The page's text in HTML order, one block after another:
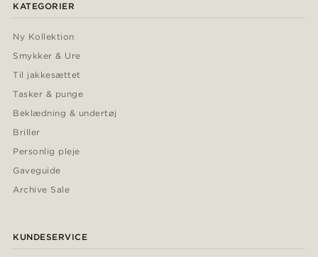
KATEGORIER
Ny Kollektion
Smykker & Ure
Til jakkesættet
Tasker & punge
Beklædning & undertøj
Briller
Personlig pleje
Gaveguide
Archive Sale
KUNDESERVICE